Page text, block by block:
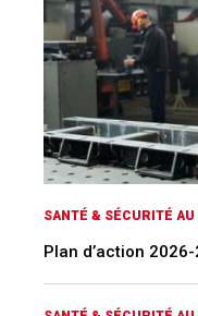
SANTÉ & SÉCURITÉ
Plan d’action